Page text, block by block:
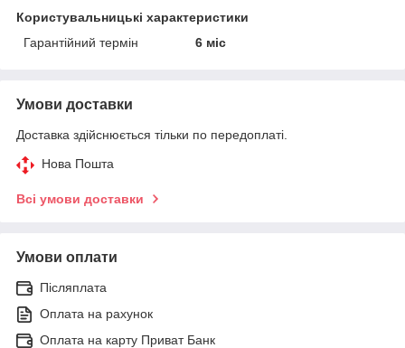
Користувальницькі характеристики
Гарантійний термін
6 міс
Умови доставки
Доставка здійснюється тільки по передоплаті.
Нова Пошта
Всі умови доставки
Умови оплати
Післяплата
Оплата на рахунок
Оплата на карту Приват Банк